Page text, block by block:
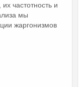
частотность и
мы
жаргонизмов